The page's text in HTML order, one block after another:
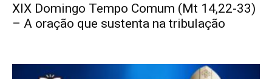
XIX Domingo Tempo Comum (Mt 14,22-33)
– A oração que sustenta na tribulação